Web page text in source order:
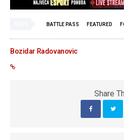
BATTLE PASS FEATURED
Bozidar Radovanovic
Share